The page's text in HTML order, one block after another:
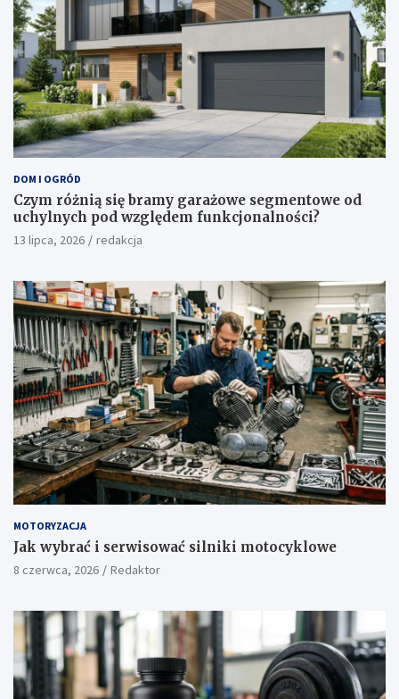
DOM I OGRÓD
Czym różnią się bramy garażowe segmentowe od
uchylnych pod względem funkcjonalności?
13 lipca, 2026 redakcja
MOTORYZACJA
Jak wybrać i serwisować silniki motocyklowe
8 czerwca, 2026 Redaktor